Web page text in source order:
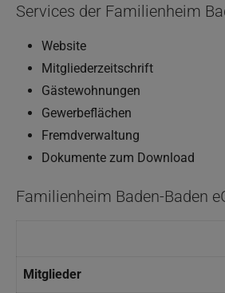
Services der Familienheim
Website
Mitgliederzeitschrift
Gästewohnungen
Gewerbeflächen
Fremdverwaltung
Dokumente zum Download
Familienheim Baden-Baden
Mitglieder